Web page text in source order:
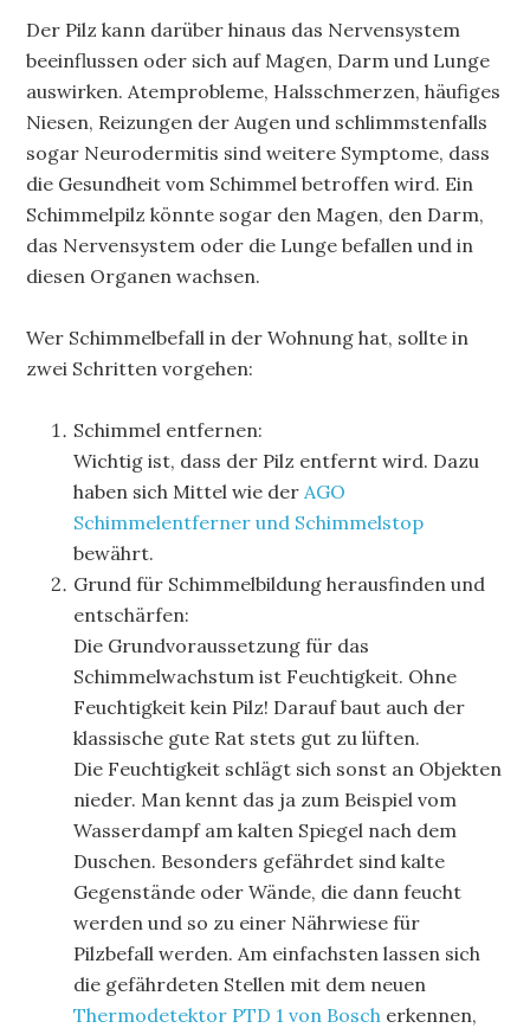
Der Pilz kann darüber hinaus das Nervensystem
beeinflussen oder sich auf Magen, Darm und Lunge
auswirken. Atemprobleme, Halsschmerzen, häufiges
Niesen, Reizungen der Augen und schlimmstenfalls
sogar Neurodermitis sind weitere Symptome, dass
die Gesundheit vom Schimmel betroffen wird. Ein
Schimmelpilz könnte sogar den Magen, den Darm,
das Nervensystem oder die Lunge befallen und in
diesen Organen wachsen.
Wer Schimmelbefall in der Wohnung hat, sollte in
zwei Schritten vorgehen:
Schimmel entfernen:
Wichtig ist, dass der Pilz entfernt wird. Dazu
haben sich Mittel wie derAGO
Schimmelentferner und Schimmelstop
bewährt.
Grund für Schimmelbildung herausfinden und
entschärfen:
Die Grundvoraussetzung für das
Schimmelwachstum ist Feuchtigkeit. Ohne
Feuchtigkeit kein Pilz! Darauf baut auch der
klassische gute Rat stets gut zu lüften.
Die Feuchtigkeit schlägt sich sonst an Objekten
nieder. Man kennt das ja zum Beispiel vom
Wasserdampf am kalten Spiegel nach dem
Duschen. Besonders gefährdet sind kalte
Gegenstände oder Wände, die dann feucht
werden und so zu einer Nährwiese für
Pilzbefall werden. Am einfachsten lassen sich
die gefährdeten Stellen mit dem neuen
Thermodetektor PTD 1 von Bosch erkennen,